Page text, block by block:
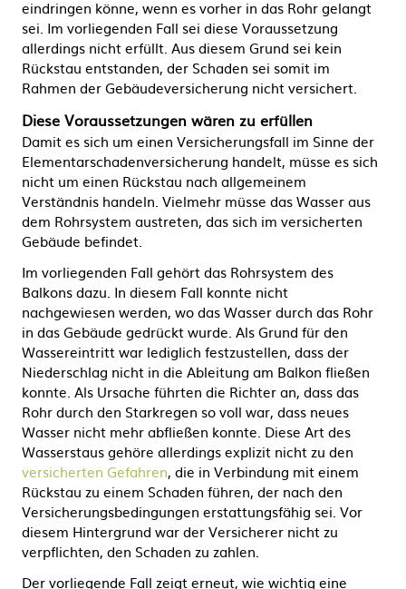
eindringen könne, wenn es vorher in das Rohr gelangt
sei. Im vorliegenden Fall sei diese Voraussetzung
allerdings nicht erfüllt. Aus diesem Grund sei kein
Rückstau entstanden, der Schaden sei somit im
Rahmen der Gebäudeversicherung nicht versichert.
Diese Voraussetzungen wären zu erfüllen
Damit es sich um einen Versicherungsfall im Sinne der
Elementarschadenversicherung handelt, müsse es sich
nicht um einen Rückstau nach allgemeinem
Verständnis handeln. Vielmehr müsse das Wasser aus
dem Rohrsystem austreten, das sich im versicherten
Gebäude befindet.
Im vorliegenden Fall gehört das Rohrsystem des
Balkons dazu. In diesem Fall konnte nicht
nachgewiesen werden, wo das Wasser durch das Rohr
in das Gebäude gedrückt wurde. Als Grund für den
Wassereintritt war lediglich festzustellen, dass der
Niederschlag nicht in die Ableitung am Balkon fließen
konnte. Als Ursache führten die Richter an, dass das
Rohr durch den Starkregen so voll war, dass neues
Wasser nicht mehr abfließen konnte. Diese Art des
Wasserstaus gehöre allerdings explizit nicht zu den
versicherten Gefahren, die in Verbindung mit einem
Rückstau zu einem Schaden führen, der nach den
Versicherungsbedingungen erstattungsfähig sei. Vor
diesem Hintergrund war der Versicherer nicht zu
verpflichten, den Schaden zu zahlen.
Der vorliegende Fall zeigt erneut, wie wichtig eine